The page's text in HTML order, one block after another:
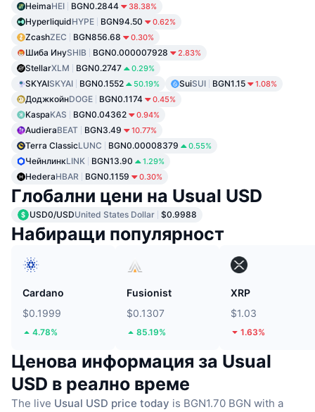
HeimaHEI BGN0.2844 38.38%
HyperliquidHYPE BGN94.50 0.62%
ZcashZEC BGN856.68 0.30%
Шиба ИнуSHIB BGN0.000007928 2.83%
StellarXLM BGN0.2747 0.29%
SKYAISKYAI BGN0.1552 50.19% SuiSUI BGN1.15 1.08%
ДоджкойнDOGE BGN0.1174 0.45%
KaspaKAS BGN0.04362 0.94%
AudieraBEAT BGN3.49 10.77%
Terra ClassicLUNC BGN0.00008379 0.55%
ЧейнлинкLINK BGN13.90 1.29%
HederaHBAR BGN0.1159 0.30%
Глобални цени на Usual USD
USD0/USDUnited States Dollar $0.9988
Набиращи популярност
Cardano
$0.1999
4.78%
Fusionist
$0.1307
85.19%
XRP
$1.03
1.63%
Ценова информация за Usual
USD в реално време
The live Usual USD price today is BGN1.70 BGN with a